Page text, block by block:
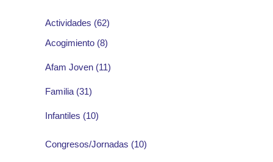
Actividades (62)
Acogimiento (8)
Afam Joven (11)
Familia (31)
Infantiles (10)
Congresos/Jornadas (10)